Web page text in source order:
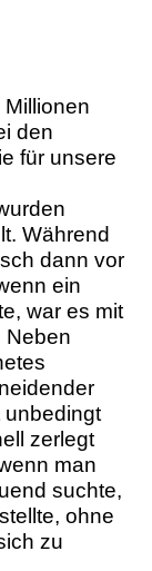
den
für unsere
Während
dann vor
ein
war es mit
Neben
unbedingt
zerlegt
man
suchte,
ohne
zu